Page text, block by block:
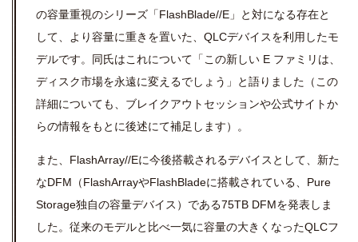
の容量重視のシリーズ「FlashBlade//E」と対になる存在と
して、より容量に重きを置いた、QLCデバイスを利用したモ
デルです。同氏はこれについて「この新しい E ファミリは、
ディスク市場を永遠に変えるでしょう」と語りました（この
詳細についても、ブレイクアウトセッションや公式サイトか
らの情報をもとに後述にて補足します）。
また、FlashArray//Eに今後搭載されるデバイスとして、新た
なDFM（FlashArrayやFlashBladeに搭載されている、Pure
Storage独自の容量デバイス）である75TB DFMを発表しま
した。従来のモデルと比べ一気に容量の大きくなったQLCフ